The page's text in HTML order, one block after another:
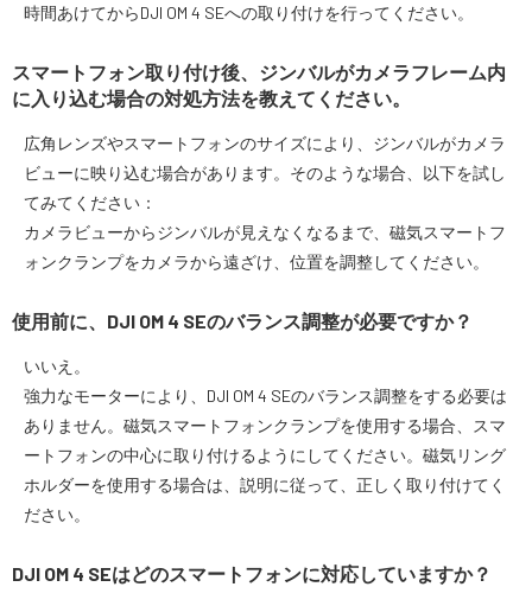
時間あけてからDJI OM 4 SEへの取り付けを行ってください。
スマートフォン取り付け後、ジンバルがカメラフレーム内
に入り込む場合の対処方法を教えてください。
広角レンズやスマートフォンのサイズにより、ジンバルがカメラ
ビューに映り込む場合があります。そのような場合、以下を試し
てみてください：
カメラビューからジンバルが見えなくなるまで、磁気スマートフ
ォンクランプをカメラから遠ざけ、位置を調整してください。
使用前に、DJI OM 4 SEのバランス調整が必要ですか？
いいえ。
強力なモーターにより、DJI OM 4 SEのバランス調整をする必要は
ありません。磁気スマートフォンクランプを使用する場合、スマ
ートフォンの中心に取り付けるようにしてください。磁気リング
ホルダーを使用する場合は、説明に従って、正しく取り付けてく
ださい。
DJI OM 4 SEはどのスマートフォンに対応していますか？